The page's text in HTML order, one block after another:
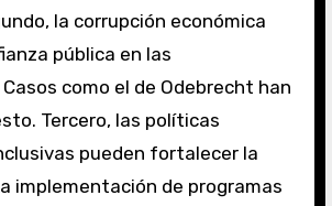
la corrupción económica
pública en las
como el de Odebrecht han
Tercero, las políticas
pueden fortalecer la
implementación de programas